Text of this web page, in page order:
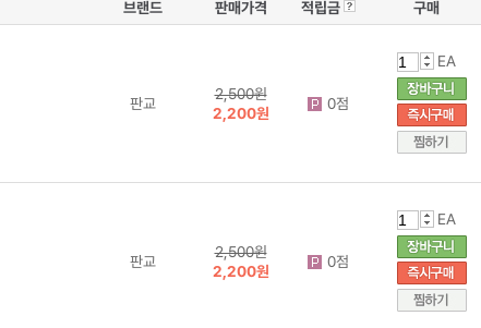
브랜드 판매가격 적립금 구매
판교
2,500원
2,200원
0점
EA
판교
2,500원
2,200원
0점
EA